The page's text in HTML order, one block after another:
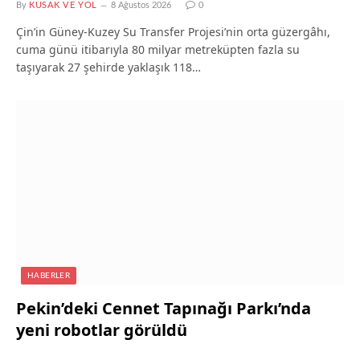
By KUSAK VE YOL 8 Ağustos 2026 0
Çin’in Güney-Kuzey Su Transfer Projesi’nin orta güzergâhı,
cuma günü itibarıyla 80 milyar metreküpten fazla su
taşıyarak 27 şehirde yaklaşık 118…
HABERLER
Pekin’deki Cennet Tapınağı Parkı’nda
yeni robotlar görüldü